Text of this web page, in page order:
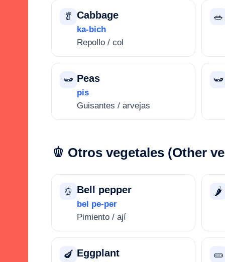
🥬 Cabbage
ka-bich
Repollo / col
🥗
🫛 Peas
pis
Guisantes / arvejas
🫛
🫑 Otros vegetales (Other
🫑 Bell pepper
bel pe-per
Pimiento / ají
🌶️
🍆 Eggplant 🥒